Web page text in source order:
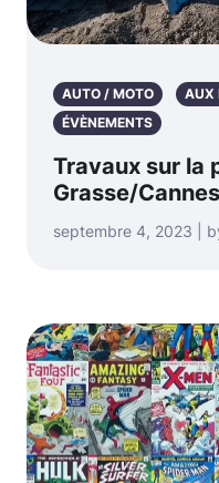
AUTO / MOTO
AUX
ÉVÈNEMENTS
Travaux sur la
Grasse/Cannes
septembre 4, 2023 |